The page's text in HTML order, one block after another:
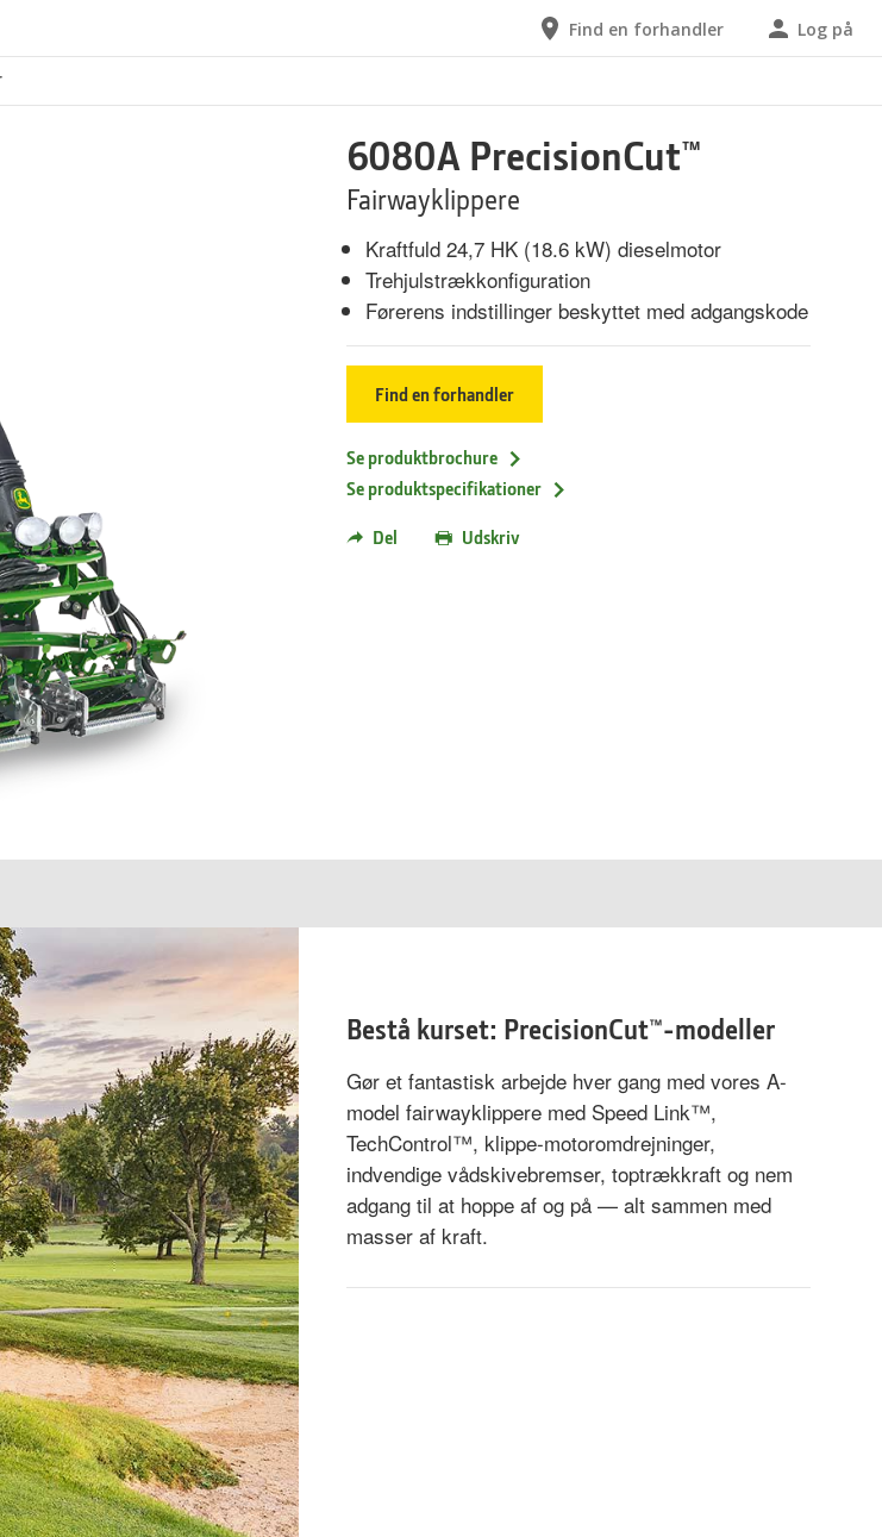
Find en forhandler Log på
6080A PrecisionCut™
Fairwayklippere
Kraftfuld 24,7 HK (18.6 kW) dieselmotor
Trehjulstrækkonfiguration
Førerens indstillinger beskyttet med adgangskode
Find en forhandler
Se produktbrochure
Se produktspecifikationer
Del Udskriv
Bestå kurset: PrecisionCut™-modeller
Gør et fantastisk arbejde hver gang med vores A-
model fairwayklippere med Speed Link™,
TechControl™, klippe-motoromdrejninger,
indvendige vådskivebremser, toptrækkraft og nem
adgang til at hoppe af og på — alt sammen med
masser af kraft.